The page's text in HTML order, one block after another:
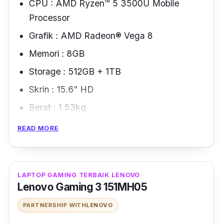
CPU : AMD Ryzen™ 5 3500U Mobile
Processor
Grafik : AMD Radeon® Vega 8
Memori : 8GB
Storage : 512GB + 1TB
Skrin : 15.6” HD
Berat : 1.53kg
Laptop gaming Huawei Matebook D15 direka
khas dengan sistem privasi yang tinggi
kerana banyaksecuritydan privasi yang
tersorok.
Melihat dari luaran, pasti ada yang
beranggapan laptop ini tidak mempunyai
READ MORE
LAPTOP GAMING TERBAIK LENOVO
Lenovo Gaming 3 151MH05
PARTNERSHIP WITHLENOVO